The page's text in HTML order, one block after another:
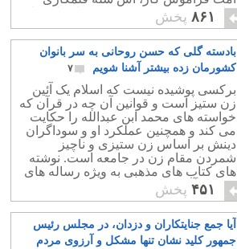
برای مردم پخت که حسن روحانی از میان
آن بیرون آمد.
۸۶۱ پخش
بادسته گلی که حسن روحانی به سر بانوان
کشورمان زده بیشتر آشنا شویم
۷
برکسی پوشیده نیست که اسلام یک آئین
زن ستیز است و قوانین آن چه در قرآن که
خواسته های محمد ابن عبدالله را حکایت
می کند و همچنین عملکرد او و سوداگران
دینش بر اساس زن ستیزی و ناچیز
شمردن مقام زن در جامعه است. نوشته
های کتاب های مذهبی به ویژه رساله های
بیشمار آخوندها نیز بیان کننده این حقیقت
تلخ است.
۴۵۱ پخش
آیا جمع جنایتکاران و دزدان، در مجلس رئیس
جمهور کلید نشان تنها مشکل و آرزوی مردم